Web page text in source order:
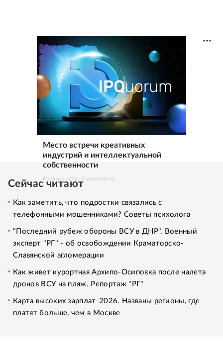
Место встречи креативных
индустрий и интеллектуальной
собственности
Реклама. https://ipquorum.ru
Сейчас читают
Как заметить, что подростки связались с
телефонными мошенниками? Советы психолога
"Последний рубеж обороны ВСУ в ДНР". Военный
эксперт "РГ" - об освобождении Краматорско-
Славянской агломерации
Как живет курортная Архипо-Осиповка после налета
дронов ВСУ на пляж. Репортаж "РГ"
Карта высоких зарплат-2026. Названы регионы, где
платят больше, чем в Москве